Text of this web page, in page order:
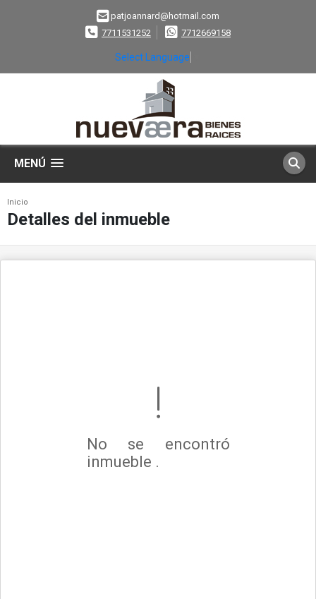
patjoannard@hotmail.com
7711531252
7712669158
Select Language
MENÚ
Inicio
Detalles del inmueble
No se encontró
inmueble .